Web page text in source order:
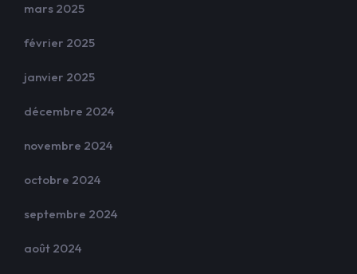
mars 2025
février 2025
janvier 2025
décembre 2024
novembre 2024
octobre 2024
septembre 2024
août 2024